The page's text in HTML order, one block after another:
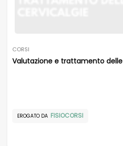
CORSI
Valutazione e trattamento
EROGATO DA FISIOCORSI